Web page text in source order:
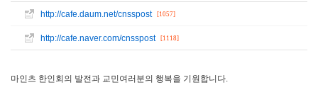
http://cafe.daum.net/cnsspost [1057]
http://cafe.naver.com/cnsspost [1118]
마인츠 한인회의 발전과 교민여러분의 행복을 기원합니다.